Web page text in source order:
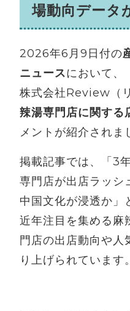
場動向データ
2026年6月9日付の
ニュースにおいて、
株式会社Review（
辣湯専門店に関する
メントが紹介されま
掲載記事では、「3
専門店が出店ラッシ
中国文化が浸透か」
近年注目を集める麻
門店の出店動向や人
り上げられています。